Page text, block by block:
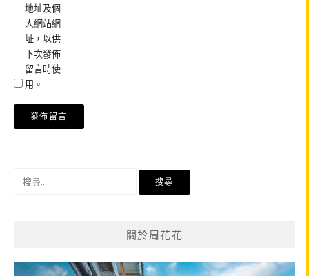
地址及個
人網站網
址，以供
下次發佈
留言時使
用。
關於周花花